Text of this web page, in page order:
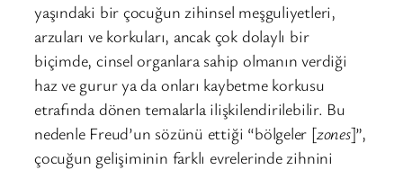
yaşındaki bir çocuğun zihinsel meşguliyetleri,
arzuları ve korkuları, ancak çok dolaylı bir
biçimde, cinsel organlara sahip olmanın verdiği
haz ve gurur ya da onları kaybetme korkusu
etrafında dönen temalarla ilişkilendirilebilir. Bu
nedenle Freud’un sözünü ettiği “bölgeler [zones]”,
çocuğun gelişiminin farklı evrelerinde zihnini